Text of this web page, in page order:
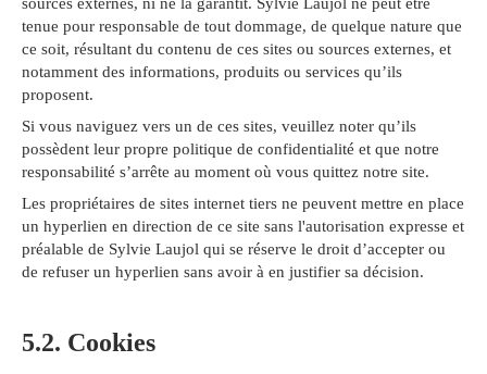
tenue pour responsable de tout dommage, de quelque nature que
ce soit, résultant du contenu de ces sites ou sources externes, et
notamment des informations, produits ou services qu’ils
proposent.
Si vous naviguez vers un de ces sites, veuillez noter qu’ils
possèdent leur propre politique de confidentialité et que notre
responsabilité s’arrête au moment où vous quittez notre site.
Les propriétaires de sites internet tiers ne peuvent mettre en place
un hyperlien en direction de ce site sans l'autorisation expresse et
préalable de Sylvie Laujol qui se réserve le droit d’accepter ou
de refuser un hyperlien sans avoir à en justifier sa décision.
5.2. Cookies